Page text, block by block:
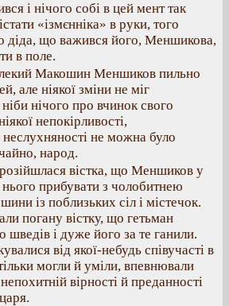
і нічого собі в цей мент так
«ізмєнніка» в руки, того
діда, що важився його, Меншикова,
в поле.
Макошин Меншиков пильно
але ніякої зміни не міг
нічого про вчинок свого
непокірливості,
неслухняності не можна було
народ.
вістка, що Меншиков у
прибувати з чолобитнею
із поблизьких сіл і містечок.
погану вістку, що гетьман
і дуже його за те ганили.
від якої-небудь співучасті в
могли й уміли, впевнювали
вірності й преданності